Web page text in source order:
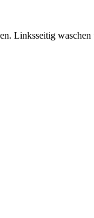
Linksseitig